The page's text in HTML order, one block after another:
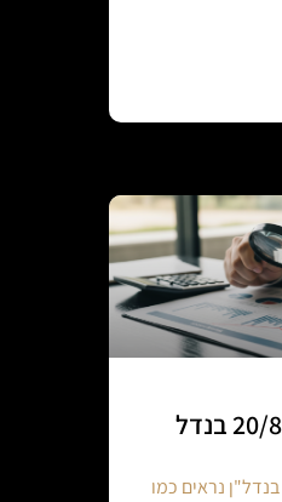
מבצעי ה-20/80 בנדל"ן נראים כמו